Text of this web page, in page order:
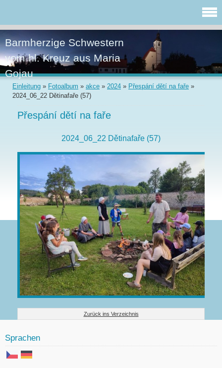
Barmherzige Schwestern
vom hl. Kreuz aus Maria
Gojau
Einleitung » Fotoalbum » akce » 2024 » Přespání dětí na faře »
2024_06_22 Dětinafaře (57)
Přespání dětí na faře
2024_06_22 Dětinafaře (57)
Zurück ins Verzeichnis
Sprachen